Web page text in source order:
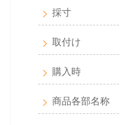
採寸
取付け
購入時
商品各部名称